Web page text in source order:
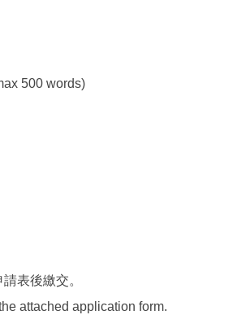
500 words)
表後繳交。
attached application form.